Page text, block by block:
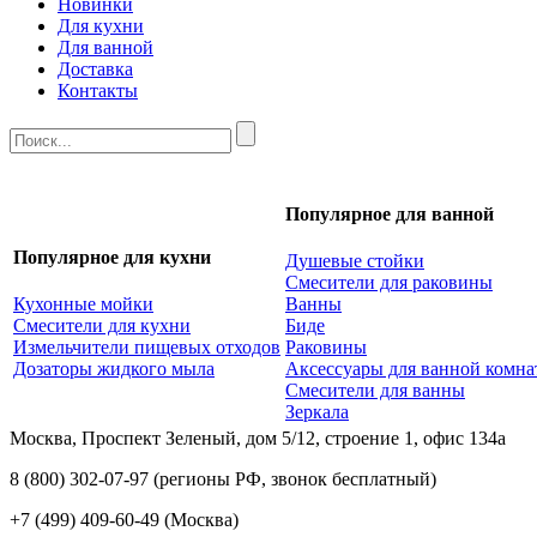
Для кухни
Для ванной
Доставка
Контакты
Популярное для кухни
Кухонные мойки
Смесители для кухни
Измельчители пищевых отходов
Дозаторы жидкого мыла
Популярное для ванной
Душевые стойки
Смесители для раковины
Ванны
Биде
Раковины
Аксессуары для ванной
Смесители для ванны
Зеркала
Москва, Проспект Зеленый, дом 5/12, строение 1, офис 134а
8 (800) 302-07-97 (регионы РФ, звонок бесплатный)
+7 (499) 409-60-49 (Москва)